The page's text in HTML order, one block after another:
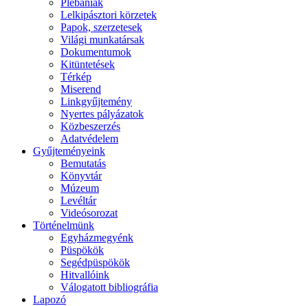
Plébániák
Lelkipásztori körzetek
Papok, szerzetesek
Világi munkatársak
Dokumentumok
Kitüntetések
Térkép
Miserend
Linkgyűjtemény
Nyertes pályázatok
Közbeszerzés
Adatvédelem
Gyűjteményeink
Bemutatás
Könyvtár
Múzeum
Levéltár
Videósorozat
Történelmünk
Egyházmegyénk
Püspökök
Segédpüspökök
Hitvallóink
Válogatott bibliográfia
Lapozó